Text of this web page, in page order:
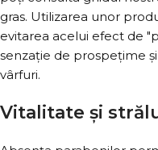
gras. Utilizarea unor
evitarea acelui efect de
senzație de prospețime
vârfuri.
Vitalitate și